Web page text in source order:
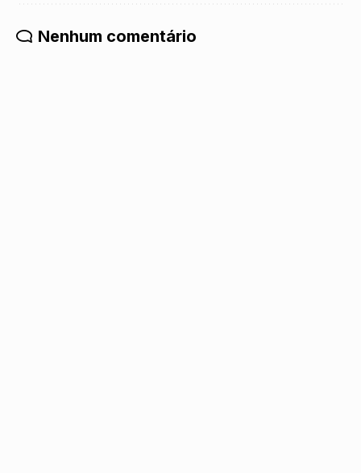
Nenhum comentário